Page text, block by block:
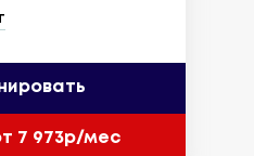
7 973р/мес